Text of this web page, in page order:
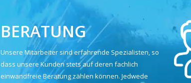
BERATUNG
Unsere Mitarbeiter sind erfahrende Spezialisten, so
dass unsere Kunden stets auf deren fachlich
einwandfreie Beratung zählen können. Jedwede